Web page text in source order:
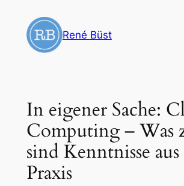
Inhalt
springen
René Büst
In eigener Sache:
Computing – Was
sind Kenntnisse
Praxis